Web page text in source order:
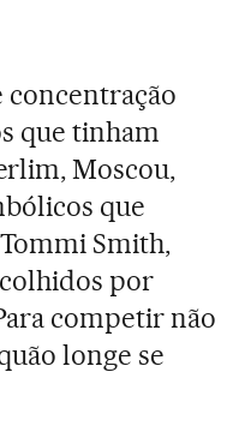
concentração
que tinham
Moscou,
que
Smith,
por
competir não
longe se